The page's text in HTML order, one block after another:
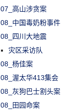
07_高山涉贪案
08_中国毒奶粉事件
08_四川大地震
灾区采访队
08_杨佳案
08_渥太华413集会
08_灰狗巴士割头案
08_田园命案